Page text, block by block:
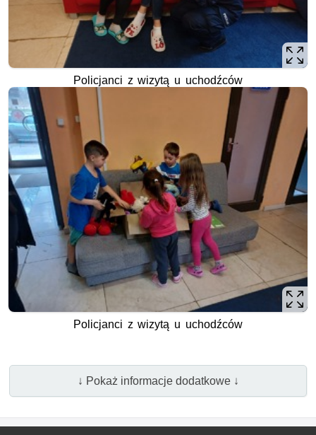
Policjanci z wizytą u uchodźców
Policjanci z wizytą u uchodźców
↓ Pokaż informacje dodatkowe ↓